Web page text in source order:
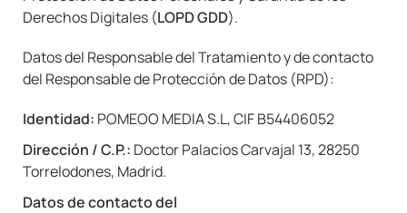
Derechos Digitales (LOPD GDD).
Datos del Responsable del Tratamiento y de contacto
del Responsable de Protección de Datos (RPD):
Identidad: POMEOO MEDIA S.L, CIF B54406052
Dirección / C.P.: Doctor Palacios Carvajal 13, 28250
Torrelodones, Madrid.
Datos de contacto del